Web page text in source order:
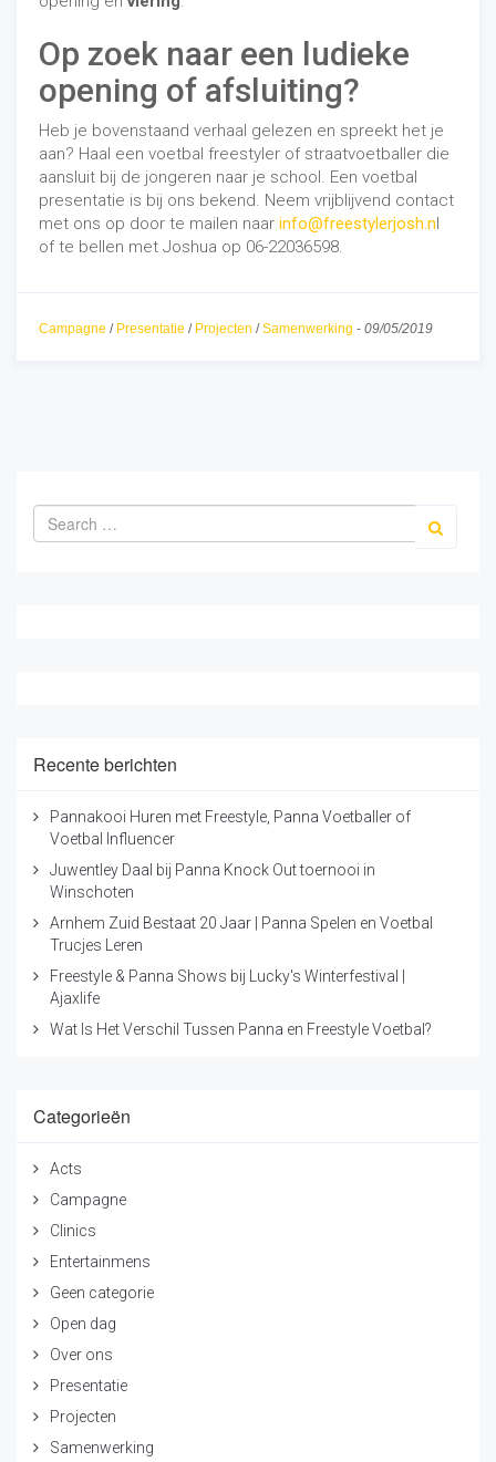
Op zoek naar een ludieke
opening of afsluiting?
Heb je bovenstaand verhaal gelezen en spreekt het je
aan? Haal een voetbal freestyler of straatvoetballer die
aansluit bij de jongeren naar je school. Een voetbal
presentatie is bij ons bekend. Neem vrijblijvend contact
met ons op door te mailen naar info@freestylerjosh.n
of te bellen met Joshua op 06-22036598.
Campagne / Presentatie / Projecten /Samenwerking - 09/05/2019
Recente berichten
Pannakooi Huren met Freestyle, Panna Voetballer of
Voetbal Influencer
Juwentley Daal bij Panna Knock Out toernooi in
Winschoten
Arnhem Zuid Bestaat 20 Jaar | Panna Spelen en Voetbal
Trucjes Leren
Freestyle & Panna Shows bij Lucky's Winterfestival |
Ajaxlife
Wat Is Het Verschil Tussen Panna en Freestyle Voetbal?
Categorieën
Acts
Campagne
Clinics
Entertainmens
Geen categorie
Open dag
Over ons
Presentatie
Projecten
Samenwerking